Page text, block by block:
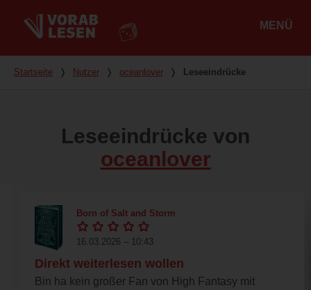
MENÜ
Du bist hier
Startseite ❭ Nutzer ❭ oceanlover ❭ Leseeindrücke
Leseeindrücke von
oceanlover
Born of Salt and Storm
16.03.2026 – 10:43
Direkt weiterlesen wollen
Bin ha kein großer Fan von High Fantasy mit